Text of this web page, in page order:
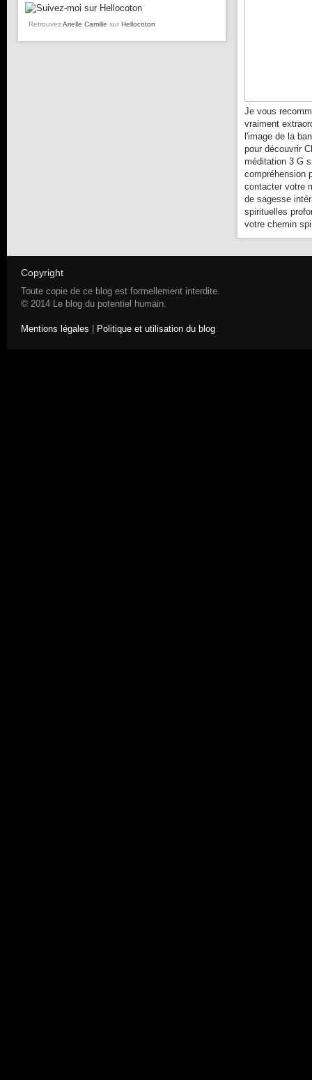
RetrouvezArielle Camille sur Hellocoton
Je vous
vraiment
l'image de la
pour découvrir
méditation 3 G
compréhension
contacter votre
de sagesse
spirituelles
votre chemin
Copyright
Toute copie de ce blog est formellement interdite.
© 2014 Le blog du potentiel humain.
Mentions légales Politique et utilisation du blog